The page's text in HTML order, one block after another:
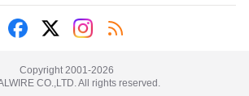
Copyright 2001-2026
CO.,LTD. All rights reserved.